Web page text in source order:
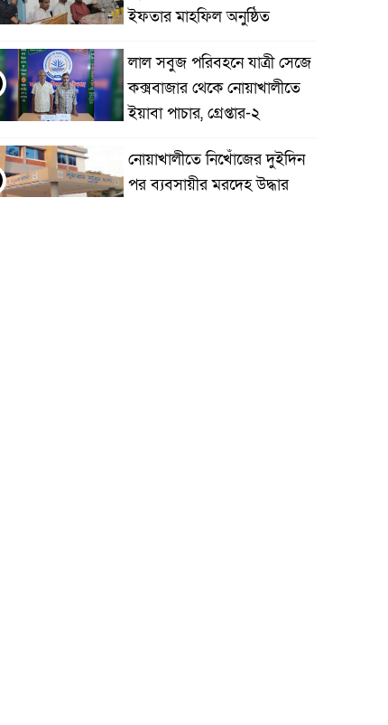
ইফতার মাহফিল অনুষ্ঠিত
লাল সবুজ পরিবহনে যাত্রী সেজে
কক্সবাজার থেকে নোয়াখালীতে
ইয়াবা পাচার, গ্রেপ্তার-২
নোয়াখালীতে নিখোঁজের দুইদিন
পর ব্যবসায়ীর মরদেহ উদ্ধার